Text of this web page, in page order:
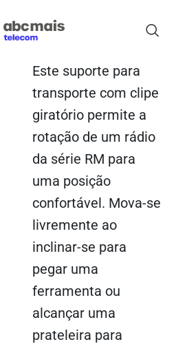
Este suporte para
transporte com clipe
giratório permite a
rotação de um rádio
da série RM para
uma posição
confortável. Mova-se
livremente ao
inclinar-se para
pegar uma
ferramenta ou
alcançar uma
prateleira para